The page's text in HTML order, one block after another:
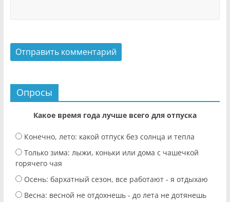
Опросы
Какое время года лучше всего для отпуска
Конечно, лето: какой отпуск без солнца и тепла
Только зима: лыжи, коньки или дома с чашечкой
горячего чая
Осень: бархатный сезон, все работают - я отдыхаю
Весна: весной не отдохнешь - до лета не дотянешь